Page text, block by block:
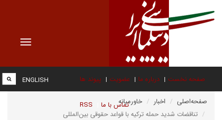
Toggle
صفحه نخست درباره ما عضویت پیوند ها
تماس با ما RSS
ENGLISH
صفحه‌اصلی اخبار
خاورمیانه
تناقضات شدید حمله ترکیه با قواعد حقوقی بین‌المللی